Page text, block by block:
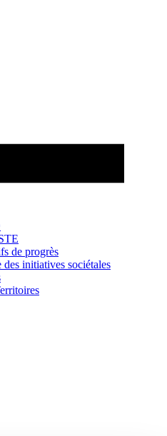
de progrès
initiatives sociétales